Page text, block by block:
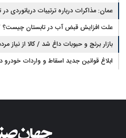
عمان: مذاکرات درباره ترتیبات دریانوردی
دارد
علت افزایش قبض آب در تابستان چیست؟
بازار برنج و حبوبات داغ شد / کالا از نیاز